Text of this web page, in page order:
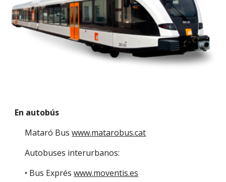
En autobús
Mataró Bus www.matarobus.cat
Autobuses interurbanos:
• Bus Exprés www.moventis.es